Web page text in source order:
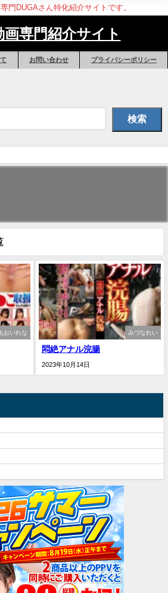
門DUGAさん特化紹介サイトです。
画専門紹介サイト
お問い合わせ プライバシーポリシー
検索
おいれな みづなれい
悶絶アナル浣腸
2023年10月14日